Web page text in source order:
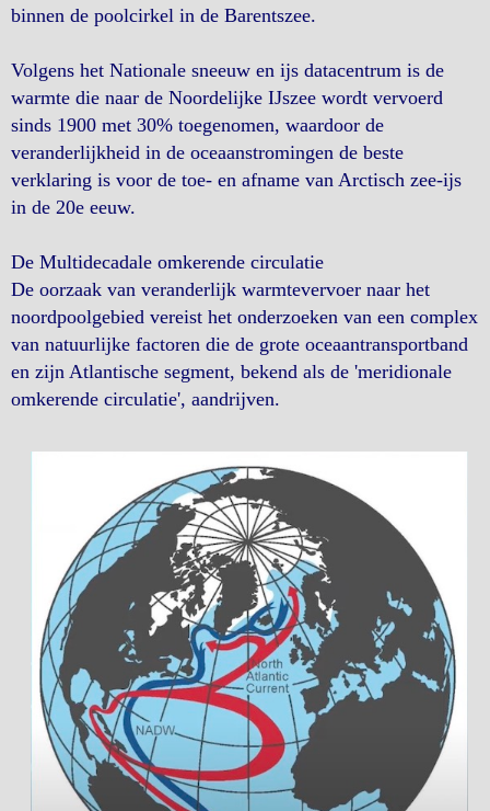
binnen de poolcirkel in de Barentszee.
Volgens het Nationale sneeuw en ijs datacentrum is de
warmte die naar de Noordelijke IJszee wordt vervoerd
sinds 1900 met 30% toegenomen, waardoor de
veranderlijkheid in de oceaanstromingen de beste
verklaring is voor de toe- en afname van Arctisch zee-ijs
in de 20e eeuw.
De Multidecadale omkerende circulatie
De oorzaak van veranderlijk warmtevervoer naar het
noordpoolgebied vereist het onderzoeken van een complex
van natuurlijke factoren die de grote oceaantransportband
en zijn Atlantische segment, bekend als de 'meridionale
omkerende circulatie', aandrijven.